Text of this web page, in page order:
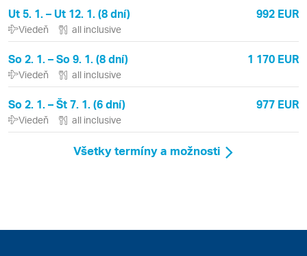
Ut 5. 1. – Ut 12. 1. (8 dní) 992 EUR
Viedeň all inclusive
So 2. 1. – So 9. 1. (8 dní) 1 170 EUR
Viedeň all inclusive
So 2. 1. – Št 7. 1. (6 dní) 977 EUR
Viedeň all inclusive
Všetky termíny a možnosti